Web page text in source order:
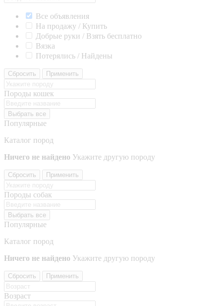
Все объявления
На продажу / Купить
Добрые руки / Взять бесплатно
Вязка
Потерялись / Найдены
Сбросить Применить
Породы кошек
Выбрать все
Популярные
Каталог пород
Ничего не найдено Укажите другую породу
Сбросить Применить
Породы собак
Выбрать все
Популярные
Каталог пород
Ничего не найдено Укажите другую породу
Сбросить Применить
Возраст